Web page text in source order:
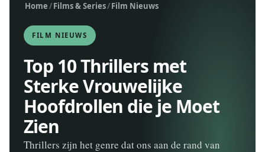
Home/Films & Series/Film Nieuws
FILM NIEUWS
Top 10 Thrillers met
Sterke Vrouwelijke
Hoofdrollen die je Moet
Zien
Thrillers zijn het genre dat ons aan de rand van